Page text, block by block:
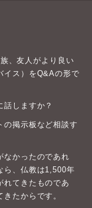
、友人がより良い
イス）をQ&Aの形で
しますか？
の掲示板など相談す
なかったのであれ
ら、仏教は1,500年
れてきたものであ
たからです。